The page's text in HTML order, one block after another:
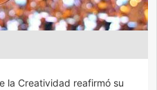
la Creatividad reafirmó su